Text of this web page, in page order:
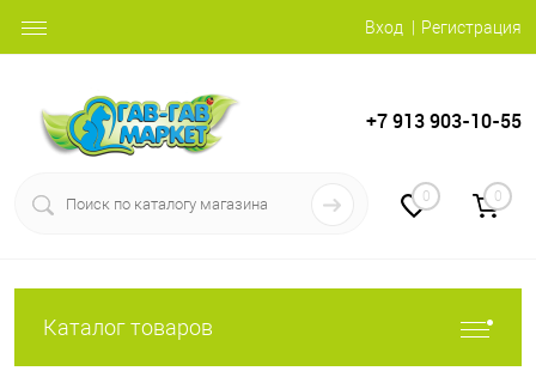
Вход Регистрация
+7 913 903-10-55
0 0
Каталог товаров